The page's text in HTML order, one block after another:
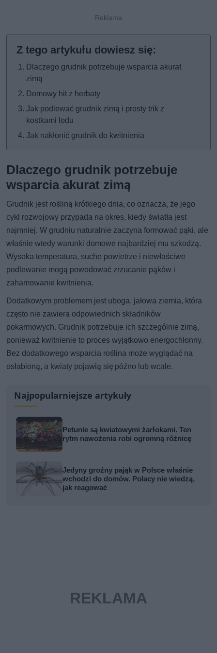
Dlaczego grudnik potrzebuje wsparcia akurat
zimą
Domowy hit z herbaty
Jak podlewać grudnik zimą i prosty trik z
kostkami lodu
Jak nakłonić grudnik do kwitnienia
Dlaczego grudnik potrzebuje
wsparcia akurat zimą
Grudnik jest rośliną krótkiego dnia, co oznacza, że jego
cykl rozwojowy przypada na okres, kiedy światła jest
najmniej. W grudniu naturalnie zaczyna formować pąki, ale
właśnie wtedy warunki domowe najbardziej mu szkodzą.
Wysoka temperatura, suche powietrze i niewłaściwe
podlewanie mogą powodować zrzucanie pąków i
zahamowanie kwitnienia.
Dodatkowym problemem jest uboga, jałowa ziemia, która
często nie zawiera odpowiednich składników
pokarmowych. Grudnik potrzebuje ich szczególnie zimą,
ponieważ kwitnienie to proces wyjątkowo energochłonny.
Bez dodatkowego wsparcia roślina może wyglądać na
osłabioną, a kwiaty pojawią się późno lub wcale.
Najpopularniejsze artykuły
Petunie są kwiatowymi żarłokami. Ten
rytm nawożenia robi ogromną różnicę
Jedyny groźny pająk w Polsce właśnie
wchodzi do domów. Polacy nie wiedzą,
jak reagować